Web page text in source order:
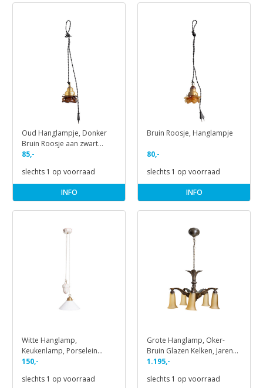
Oud Hanglampje, Donker
Bruin Roosje aan zwart
Snoer
85,-
slechts 1 op voorraad
INFO
Bruin Roosje, Hanglampje
80,-
slechts 1 op voorraad
INFO
Witte Hanglamp,
Keukenlamp, Porselein
Contragewicht
150,-
slechts 1 op voorraad
Grote Hanglamp, Oker-
Bruin Glazen Kelken, Jaren
40
1.195,-
slechts 1 op voorraad